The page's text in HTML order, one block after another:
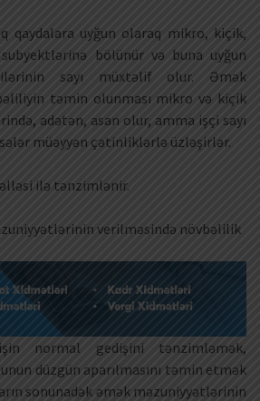
qaydalara uyğun olaraq mikro, kiçik,
bölünür və buna uyğun
sayı müxtəlif olur. Əmək
təmin olunması mikro və kiçik
adətən, asan olur, amma işçi sayı
müəyyən çətinliklərlə üzləşirlər.
ilə tənzimlənir.
verilməsində növbəlilik
normal gedişini tənzimləmək,
düzgün aparılmasını təmin etmək
sonunadək əmək məzuniyyətlərinin